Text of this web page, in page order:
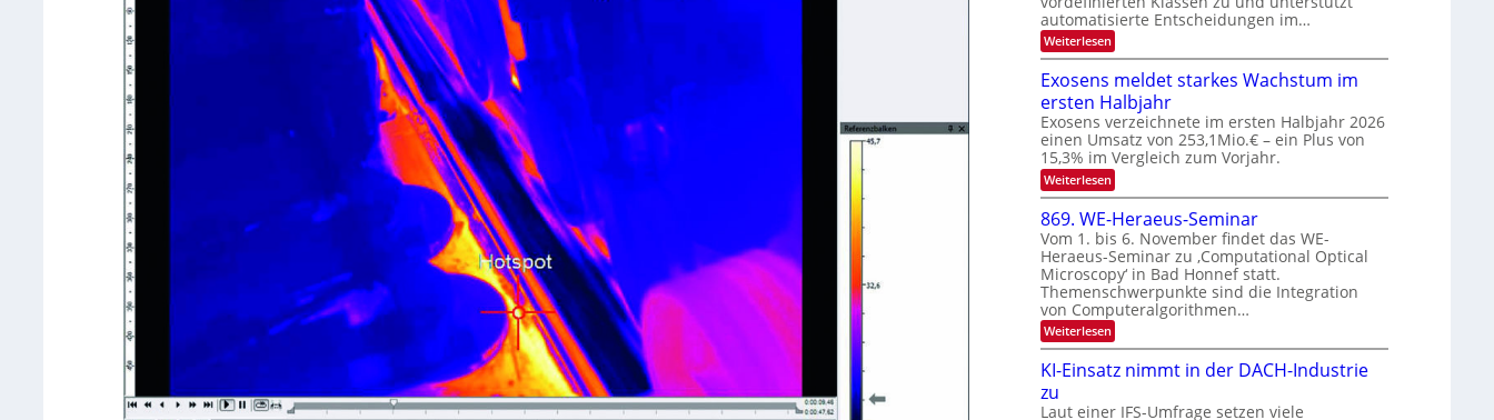
h
T
k
s
d
e
r
V
I
S
I
O
N
0
2
6
u
E
l
k
t
r
o
n
i
k
-
u
n
d
B
i
l
v
automatisierte Entscheidungen im…
Weiterlesen:
W
n
n
d
i
e
K
I
m
i
t
d
e
n
k
t
Exosens meldet starkes Wachstum im
ersten Halbjahr
Exosens verzeichnete im ersten Halbjahr 2026
einen Umsatz von 253,1Mio.€ – ein Plus von
15,3% im Vergleich zum Vorjahr.
Weiterlesen:
E
x
o
s
e
n
s
m
e
l
d
e
t
t
869. WE-Heraeus-Seminar
Vom 1. bis 6. November findet das WE-
Heraeus-Seminar zu ‚Computational Optical
Microscopy‘ in Bad Honnef statt.
Themenschwerpunkte sind die Integration
von Computeralgorithmen…
Weiterlesen:
8
9
W
KI-Einsatz nimmt in der DACH-Industrie
zu
Laut einer IFS-Umfrage setzen viele